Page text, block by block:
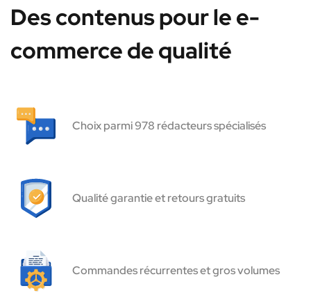
Des contenus pour le e-
commerce de qualité
Choix parmi 978 rédacteurs spécialisés
Qualité garantie et retours gratuits
Commandes récurrentes et gros volumes